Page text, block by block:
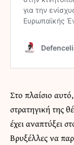
Στο πλαίσιο αυτό,
στρατηγική της
έχει αναπτύξει
Βρυξέλλες να